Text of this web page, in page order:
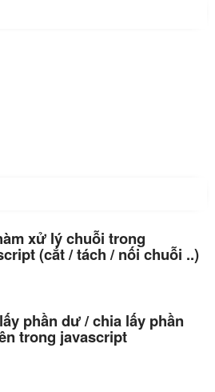
xử lý chuỗi trong
(cắt / tách / nối chuỗi ..)
phần dư / chia lấy phần
trong javascript